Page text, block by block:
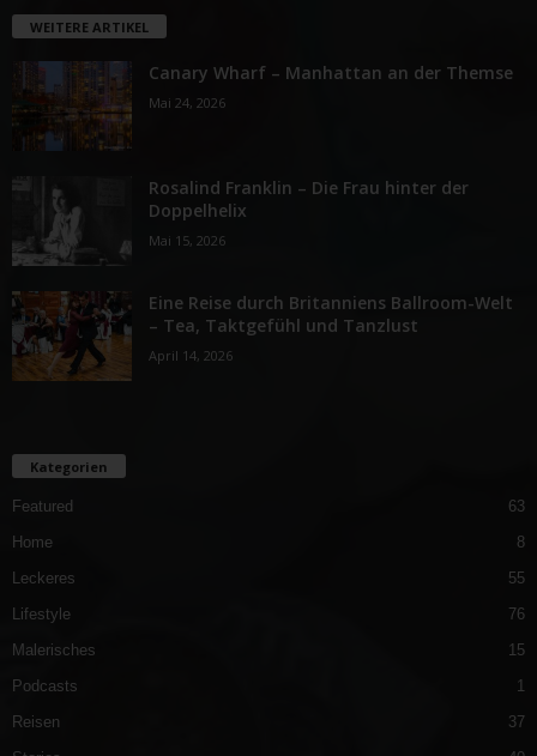
WEITERE ARTIKEL
Canary Wharf – Manhattan an der Themse
Mai 24, 2026
Rosalind Franklin – Die Frau hinter der
Doppelhelix
Mai 15, 2026
Eine Reise durch Britanniens Ballroom-Welt
– Tea, Taktgefühl und Tanzlust
April 14, 2026
Kategorien
Featured
63
Home
8
Leckeres
55
Lifestyle
76
Malerisches
15
Podcasts
1
Reisen
37